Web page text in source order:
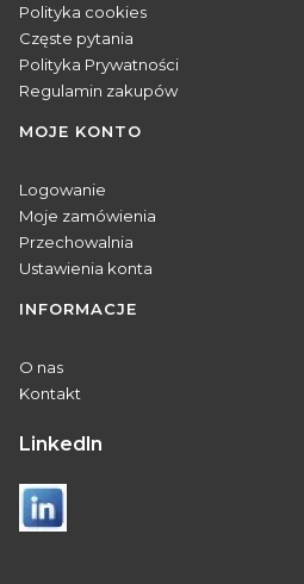
Polityka cookies
Częste pytania
Polityka Prywatności
Regulamin zakupów
MOJE KONTO
Logowanie
Moje zamówienia
Przechowalnia
Ustawienia konta
INFORMACJE
O nas
Kontakt
Linkedln